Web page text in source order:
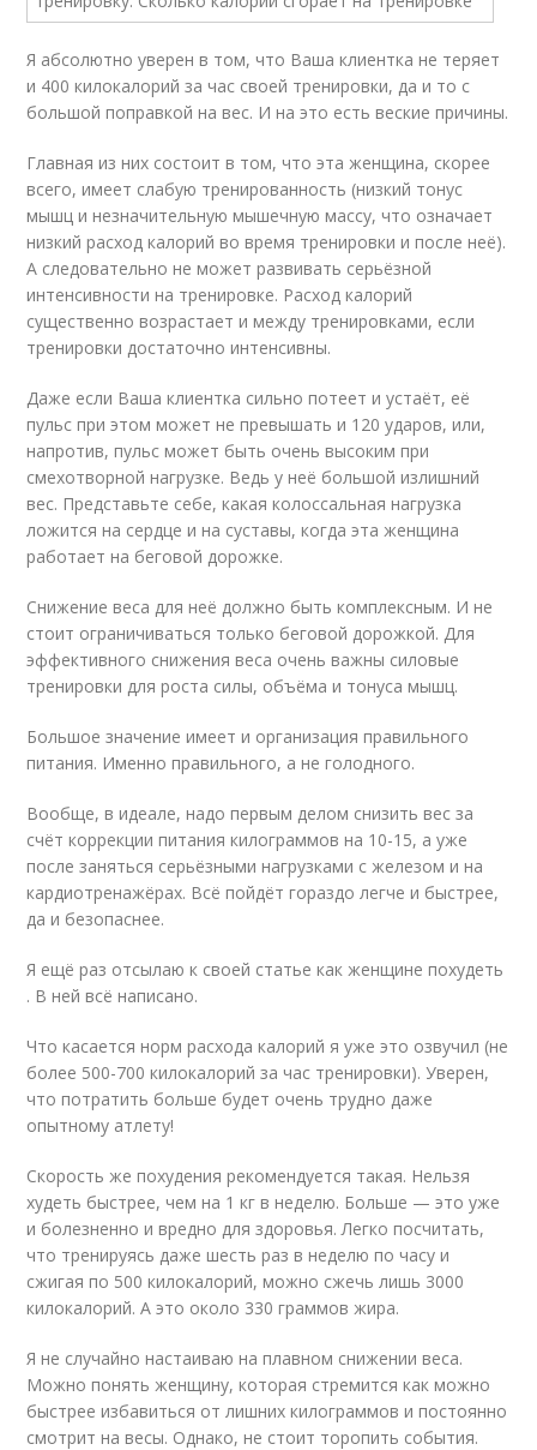
Я абсолютно уверен в том, что Ваша клиентка не теряет
и 400 килокалорий за час своей тренировки, да и то с
большой поправкой на вес. И на это есть веские причины.
Главная из них состоит в том, что эта женщина, скорее
всего, имеет слабую тренированность (низкий тонус
мышц и незначительную мышечную массу, что означает
низкий расход калорий во время тренировки и после неё).
А следовательно не может развивать серьёзной
интенсивности на тренировке. Расход калорий
существенно возрастает и между тренировками, если
тренировки достаточно интенсивны.
Даже если Ваша клиентка сильно потеет и устаёт, её
пульс при этом может не превышать и 120 ударов, или,
напротив, пульс может быть очень высоким при
смехотворной нагрузке. Ведь у неё большой излишний
вес. Представьте себе, какая колоссальная нагрузка
ложится на сердце и на суставы, когда эта женщина
работает на беговой дорожке.
Снижение веса для неё должно быть комплексным. И не
стоит ограничиваться только беговой дорожкой. Для
эффективного снижения веса очень важны силовые
тренировки для роста силы, объёма и тонуса мышц.
Большое значение имеет и организация правильного
питания. Именно правильного, а не голодного.
Вообще, в идеале, надо первым делом снизить вес за
счёт коррекции питания килограммов на 10-15, а уже
после заняться серьёзными нагрузками с железом и на
кардиотренажёрах. Всё пойдёт гораздо легче и быстрее,
да и безопаснее.
Я ещё раз отсылаю к своей статье как женщине похудеть
. В ней всё написано.
Что касается норм расхода калорий я уже это озвучил (не
более 500-700 килокалорий за час тренировки). Уверен,
что потратить больше будет очень трудно даже
опытному атлету!
Скорость же похудения рекомендуется такая. Нельзя
худеть быстрее, чем на 1 кг в неделю. Больше — это уже
и болезненно и вредно для здоровья. Легко посчитать,
что тренируясь даже шесть раз в неделю по часу и
сжигая по 500 килокалорий, можно сжечь лишь 3000
килокалорий. А это около 330 граммов жира.
Я не случайно настаиваю на плавном снижении веса.
Можно понять женщину, которая стремится как можно
быстрее избавиться от лишних килограммов и постоянно
смотрит на весы. Однако, не стоит торопить события.